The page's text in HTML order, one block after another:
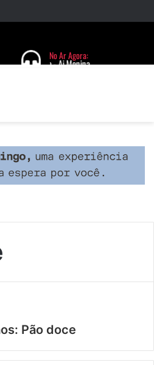
Pão doce